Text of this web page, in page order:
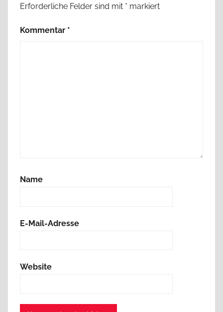
Erforderliche Felder sind mit * markiert
Kommentar *
Name
E-Mail-Adresse
Website